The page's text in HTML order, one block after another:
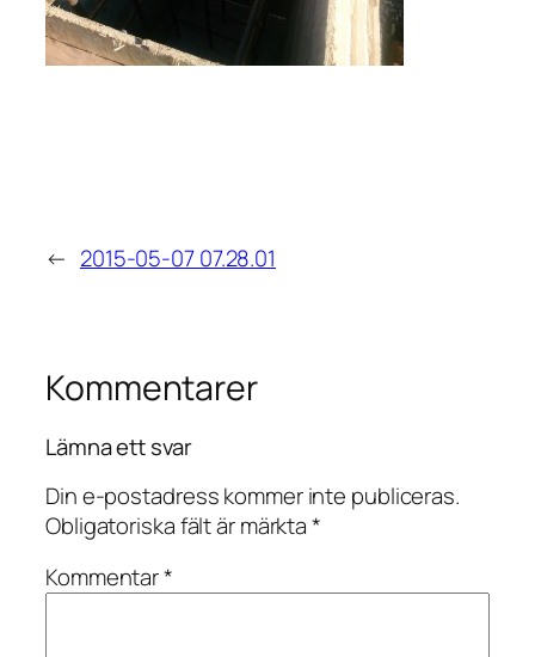
← 2015-05-07 07.28.01
Kommentarer
Lämna ett svar
Din e-postadress kommer inte publiceras.
Obligatoriska fält är märkta*
Kommentar*